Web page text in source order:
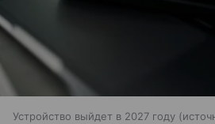
Устройство выйдет в 2027 году